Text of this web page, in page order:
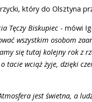
który do Olsztyna
Tęczy Biskupiec - mówi
wszystkim osobom
się tutaj kolejny rok z
tacie wciąż żyje, dzięki
jest świetna, a